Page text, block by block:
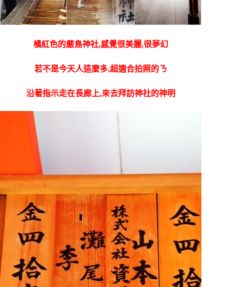
橘紅色的嚴島神社,感覺很美麗,很夢幻
若不是今天人這麼多,超適合拍照的ㄋ
沿著指示走在長廊上,來去拜訪神社的神明